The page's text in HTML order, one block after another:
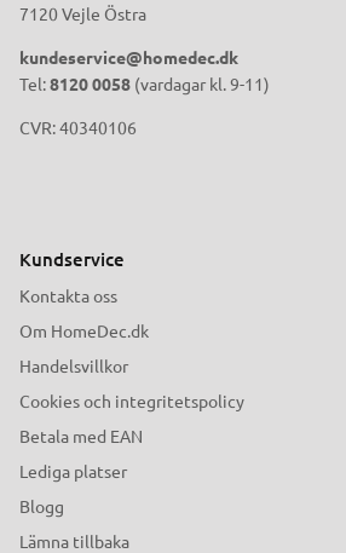
7120 Vejle Östra
kundeservice@homedec.dk
Tel:8120 0058 (vardagar kl. 9-11)
CVR: 40340106
Kundservice
Kontakta oss
Om HomeDec.dk
Handelsvillkor
Cookies och integritetspolicy
Betala med EAN
Lediga platser
Blogg
Lämna tillbaka